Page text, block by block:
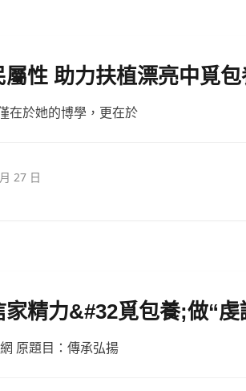
性 助力扶植漂亮中覓
在於她的博學，更在於
27 日
精力&#32覓包養;做“虔
原題目：傳承弘揚